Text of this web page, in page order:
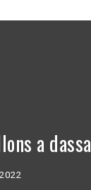
a dassa